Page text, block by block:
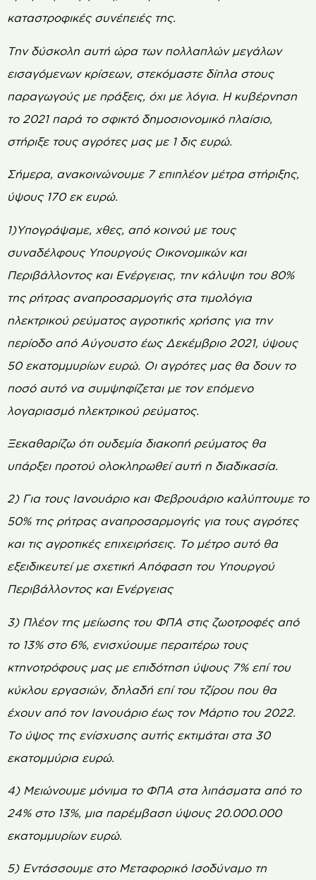
καταστροφικές συνέπειές της.
Την δύσκολη αυτή ώρα των πολλαπλών μεγάλων
εισαγόμενων κρίσεων, στεκόμαστε δίπλα στους
παραγωγούς με πράξεις, όχι με λόγια. Η κυβέρνηση
το 2021 παρά το σφικτό δημοσιονομικό πλαίσιο,
στήριξε τους αγρότες μας με 1 δις ευρώ.
Σήμερα, ανακοινώνουμε 7 επιπλέον μέτρα στήριξης,
ύψους 170 εκ ευρώ.
1)Υπογράψαμε, χθες, από κοινού με τους
συναδέλφους Υπουργούς Οικονομικών και
Περιβάλλοντος και Ενέργειας, την κάλυψη του 80%
της ρήτρας αναπροσαρμογής στα τιμολόγια
ηλεκτρικού ρεύματος αγροτικής χρήσης για την
περίοδο από Αύγουστο έως Δεκέμβριο 2021, ύψους
50 εκατομμυρίων ευρώ. Οι αγρότες μας θα δουν το
ποσό αυτό να συμψηφίζεται με τον επόμενο
λογαριασμό ηλεκτρικού ρεύματος.
Ξεκαθαρίζω ότι ουδεμία διακοπή ρεύματος θα
υπάρξει προτού ολοκληρωθεί αυτή η διαδικασία.
2) Για τους Ιανουάριο και Φεβρουάριο καλύπτουμε το
50% της ρήτρας αναπροσαρμογής για τους αγρότες
και τις αγροτικές επιχειρήσεις. Το μέτρο αυτό θα
εξειδικευτεί με σχετική Απόφαση του Υπουργού
Περιβάλλοντος και Ενέργειας
3) Πλέον της μείωσης του ΦΠΑ στις ζωοτροφές από
το 13% στο 6%, ενισχύουμε περαιτέρω τους
κτηνοτρόφους μας με επιδότηση ύψους 7% επί του
κύκλου εργασιών, δηλαδή επί του τζίρου που θα
έχουν από τον Ιανουάριο έως τον Μάρτιο του 2022.
Το ύψος της ενίσχυσης αυτής εκτιμάται στα 30
εκατομμύρια ευρώ.
4) Μειώνουμε μόνιμα το ΦΠΑ στα λιπάσματα από το
24% στο 13%, μια παρέμβαση ύψους 20.000.000
εκατομμυρίων ευρώ.
5) Εντάσσουμε στο Μεταφορικό Ισοδύναμο τη